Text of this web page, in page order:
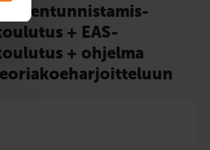
Riskien­tunnistamis­
+ EAS-
+ ohjelma